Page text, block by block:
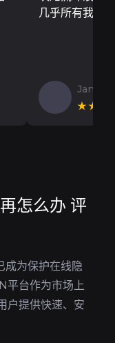
几乎所有我需
Jan V
怎么办 评
成为保护在线隐
平台作为市场上
户提供快速、安